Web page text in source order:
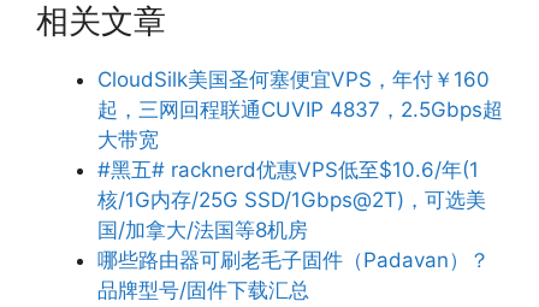
相关文章
CloudSilk美国圣何塞便宜VPS，年付￥160
起，三网回程联通CUVIP 4837，2.5Gbps超
大带宽
#黑五# racknerd优惠VPS低至$10.6/年(1
核/1G内存/25G SSD/1Gbps@2T)，可选美
国/加拿大/法国等8机房
哪些路由器可刷老毛子固件（Padavan）？
品牌型号/固件下载汇总